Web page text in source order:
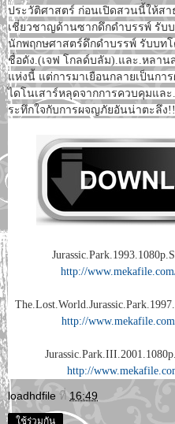
ประวัติศาสตร์ ก่อนเปิดสวนนี้ให้ส
เชี่ยวชาญด้านซากดึกดำบรรพ์ รับ
นักพฤกษศาสตร์ดึกดำบรรพ์ รับบท
ชื่อดัง.(เจฟ โกลด์บลัม).และ.หลา
แห่งนี้ แต่การมาเยือนกลายเป็นกา
ไดโนเสาร์หลุดจากการควบคุมแล
ระทึกใจกับการผจญภัยอันน่าตะลึง!!
http://
http://
http://
loadhdfile ที่ 16:49
ใช้ร่วมกัน